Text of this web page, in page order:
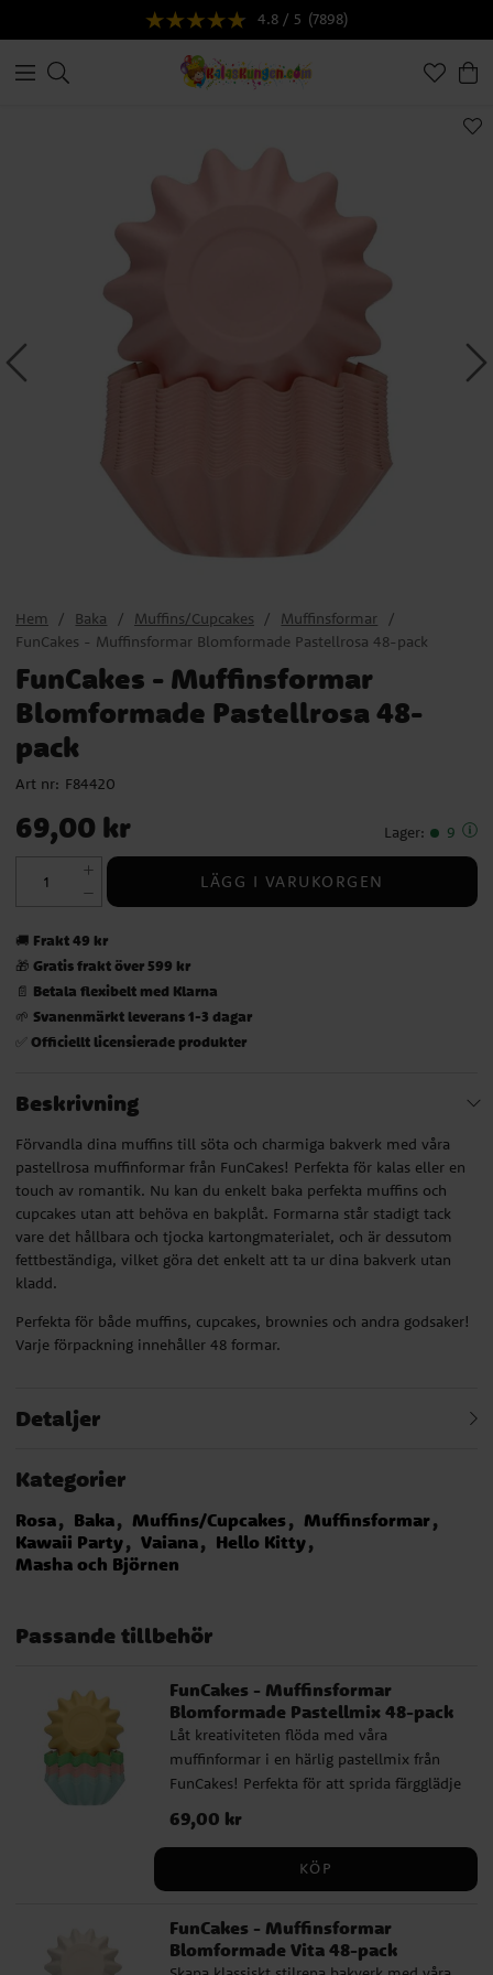
4.8 / 5 (7898)
Hem Baka Muffins/Cupcakes
Muffinsformar
FunCakes - Muffinsformar Blomformade Pastellrosa 48-pack
FunCakes - Muffinsformar
Blomformade Pastellrosa 48-
pack
Art nr: F84420
Pris: 69,00 kr
69,00 kr Lager: 9
LÄGG I VARUKORGEN
🚚 Frakt 49 kr
🎁 Gratis frakt över 599 kr
📄 Betala flexibelt med Klarna
🌱 Svanenmärkt leverans 1-3 dagar
✅ Officiellt licensierade produkter
Beskrivning
Förvandla dina muffins till söta och charmiga bakverk med våra
pastellrosa muffinformar från FunCakes! Perfekta för kalas eller en
touch av romantik. Nu kan du enkelt baka perfekta muffins och
cupcakes utan att behöva en bakplåt. Formarna står stadigt tack
vare det hållbara och tjocka kartongmaterialet, och är dessutom
fettbeständiga, vilket göra det enkelt att ta ur dina bakverk utan
kladd.
Perfekta för både muffins, cupcakes, brownies och andra godsaker!
Varje förpackning innehåller 48 formar.
Detaljer
Kategorier
Rosa Baka Muffins/Cupcakes
Muffinsformar
Kawaii Party
Vaiana
Hello Kitty
Masha och Björnen
Passande tillbehör
FunCakes - Muffinsformar
Blomformade Pastellmix 48-pack
Låt kreativiteten flöda med våra
muffinformar i en härlig pastellmix från
FunCakes! Perfekta för att sprida färgglädje
till dina bakverk. Nu kan du enkelt baka
perfekta muffins och cupcakes utan att
behöva en bakplåt. Formarna står stadigt
tack vare det hållbara och tjocka
fettbeständiga, vilket göra det enkelt att ta
ur dina bakverk utan kladd. Perfekta för
Pris :69,00 kr
69,00 kr
KÖP
FunCakes - Muffinsformar
Blomformade Vita 48-pack